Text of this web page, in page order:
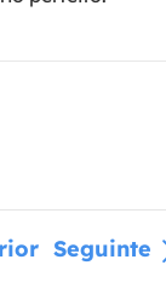
Seguinte